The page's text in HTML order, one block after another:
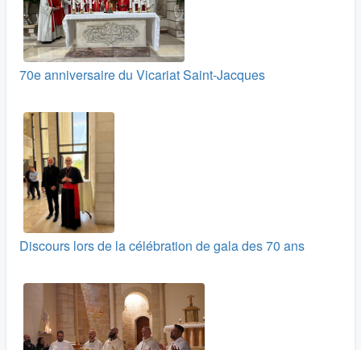
70e anniversaire du Vicariat Saint-Jacques
Discours lors de la célébration de gala des 70 ans